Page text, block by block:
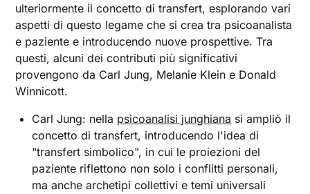
ulteriormente il concetto di transfert, esplorando vari
aspetti di questo legame che si crea tra psicoanalista
e paziente e introducendo nuove prospettive. Tra
questi, alcuni dei contributi più significativi
provengono da Carl Jung, Melanie Klein e Donald
Winnicott.
Carl Jung: nella psicoanalisi junghiana si ampliò il
concetto di transfert, introducendo l'idea di
"transfert simbolico", in cui le proiezioni del
paziente riflettono non solo i conflitti personali,
ma anche archetipi collettivi e temi universali